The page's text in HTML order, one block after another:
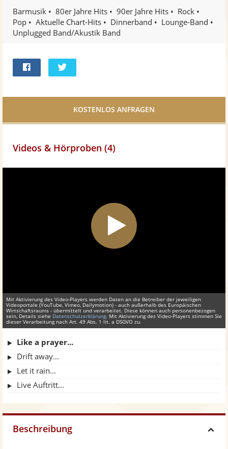
Barmusik 80er Jahre Hits 90er Jahre Hits
Rock
Pop
Aktuelle Chart-Hits Dinnerband
Lounge-Band
Unplugged Band/Akustik Band
Facebook
Videos & Hörproben (4)
Mit Aktivierung des Video-Players werden Daten an die Betreiber der jeweiligen
Videoportale (YouTube, Vimeo, Dailymotion) - auch außerhalb des Europäischen
Wirtschaftsraums - übermittelt und verarbeitet. Diese können auch personenbezogen
sein, Details siehe Datenschutzerklärung. Mit Aktivierung des Video-Players stimmen Sie
dieser Verarbeitung nach Art. 49 Abs. 1 lit. a DSGVO zu.
Like a prayer...
Drift away...
Let it rain...
Live Auftritt...
Beschreibung